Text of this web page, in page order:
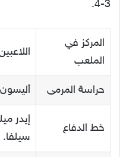
3-4.
المركز في
الملعب
حراسة المرمى
خط الدفاع
إيدر
سيلفا.